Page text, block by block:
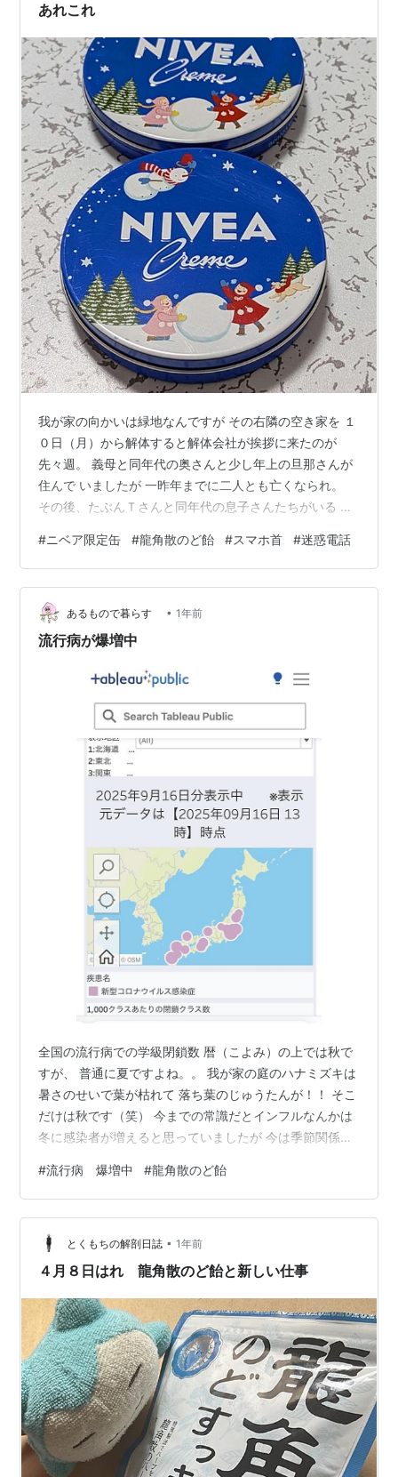
あれこれ
我が家の向かいは緑地なんですが その右隣の空き家を １
０日（月）から解体すると解体会社が挨拶に来たのが
先々週。 義母と同年代の奥さんと少し年上の旦那さんが
住んで いましたが 一昨年までに二人とも亡くなられ。
その後、たぶんＴさんと同年代の息子さんたちがいる よ
年？荷物ごと処分するんでしょうか？ 鉄筋だから 解体は
うるさいと思うんですよね～(-_-;) 道路を挟んだ１階の義
母部屋に居ると うるさいと思って ２部屋離れた３部屋目
の２階のリビングが一番遠いから 工事中は２階で過ごし
ているのですが・・・ 月曜日は誰も来ず 火曜～金曜は
#ニベア限定缶 #龍角散のど飴 #スマホ首 #迷惑電話
あるもので暮らす • 1年前
流行病が爆増中
全国の流行病での学級閉鎖数 暦（こよみ）の上では秋で
すが、 普通に夏ですよね。。 我が家の庭のハナミズキは
暑さのせいで葉が枯れて 落ち葉のじゅうたんが！！ そこ
だけは秋です（笑） 今までの常識だとインフルなんかは
冬に感染者が増えると思っていましたが 今は季節関係な
すよ。 私の暮らす地域では爆増中です。 高校などを皮切
りに次々に学級閉鎖、 学年閉鎖が起きています。 そもそ
も風邪もそうですが、 免疫力の低い高齢者や小さな子ど
もたちが かかりやすいと思っていたけれど 高校生が学年
閉鎖って・・ 通常なら免疫低いと思えないけどね？ それ
#流行病 爆増中 #龍角散のど飴
とくもちの解剖日誌 • 1年前
４月８日はれ 龍角散のど飴と新しい仕事